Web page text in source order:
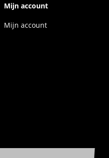
Mijn account
Mijn account